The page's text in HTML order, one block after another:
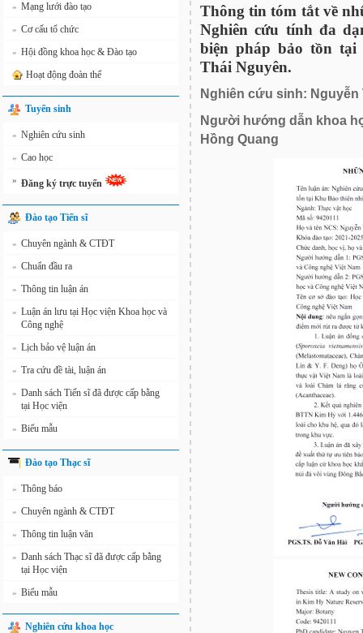
» Mạng lưới đào tạo
» Cơ cấu tổ chức
» Hội đồng khoa học & Đào tạo
Hoạt động đoàn thể
Tuyển sinh
» Nghiên cứu sinh
» Cao học
» Đăng ký trực tuyến
Đào tạo Tiến sĩ
» Chuyên ngành & CTĐT
» Chuẩn đầu ra
» Thông tin luận án
» Luận án lưu tại Học viện Khoa học và
Công nghệ
» Lịch bảo vệ luận án
» Tra cứu đề tài, luận án
» Danh sách Tiến sĩ đã được cấp bằng
tại Học viện
» Biểu mẫu
Đào tạo Thạc sĩ
» Thông báo
» Chuyên ngành & CTĐT
» Thông tin luận văn
» Danh sách Thạc sĩ đã được cấp bằng
tại Học viện
» Biểu mẫu
Nghiên cứu khoa học
Thông tin tóm tắt về
Nghiên cứu tính đa
biện pháp bảo tồn
Thái Nguyên.
Nghiên cứu sinh: Nguyễn
Người hướng dẫn khoa
Hồng Quang